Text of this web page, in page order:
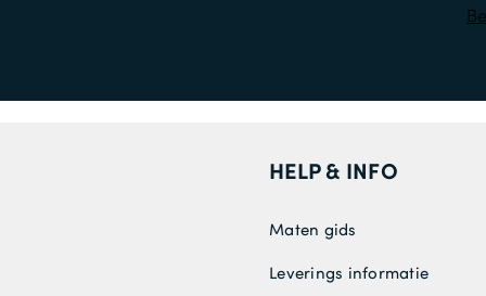
HELP & INFO
Maten gids
Leverings informatie